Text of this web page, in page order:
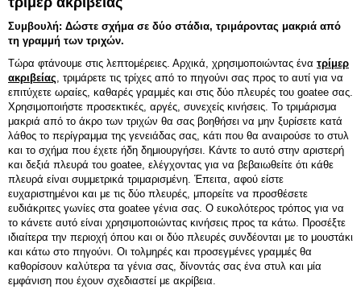
Συμβουλή: Δώστε σχήμα σε δύο στάδια, τριμάροντας μακριά από
τη γραμμή των τριχών.
Τώρα φτάνουμε στις λεπτομέρειες. Αρχικά, χρησιμοποιώντας ένα τρίμερ
ακριβείας, τριμάρετε τις τρίχες από το πηγούνι σας προς το αυτί για να
επιτύχετε ωραίες, καθαρές γραμμές και στις δύο πλευρές του goatee σας.
Χρησιμοποιήστε προσεκτικές, αργές, συνεχείς κινήσεις. Το τριμάρισμα
μακριά από το άκρο των τριχών θα σας βοηθήσει να μην ξυρίσετε κατά
λάθος το περίγραμμα της γενειάδας σας, κάτι που θα αναιρούσε το στυλ
και το σχήμα που έχετε ήδη δημιουργήσει. Κάντε το αυτό στην αριστερή
και δεξιά πλευρά του goatee, ελέγχοντας για να βεβαιωθείτε ότι κάθε
πλευρά είναι συμμετρικά τριμαρισμένη. Έπειτα, αφού είστε
ευχαριστημένοι και με τις δύο πλευρές, μπορείτε να προσθέσετε
ευδιάκριτες γωνίες στα goatee γένια σας. Ο ευκολότερος τρόπος για να
το κάνετε αυτό είναι χρησιμοποιώντας κινήσεις προς τα κάτω. Προσέξτε
ιδιαίτερα την περιοχή όπου και οι δύο πλευρές συνδέονται με το μουστάκι
και κάτω στο πηγούνι. Οι τολμηρές και προσεγμένες γραμμές θα
καθορίσουν καλύτερα τα γένια σας, δίνοντάς σας ένα στυλ και μία
εμφάνιση που έχουν σχεδιαστεί με ακρίβεια.